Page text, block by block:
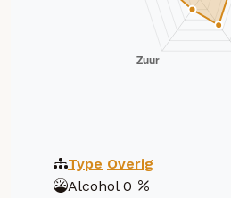
Type Overig
Alcohol 0